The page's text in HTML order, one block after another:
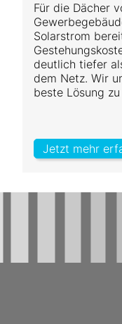
Für die Dächer
Solarstrom
deutlich tiefer
dem Netz. Wir
beste Lösung
Jetzt mehr